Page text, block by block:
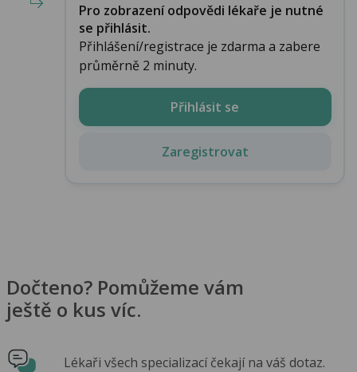
Pro zobrazení odpovědi lékaře je nutné
se přihlásit.
Přihlášení/registrace je zdarma a zabere
průměrně 2 minuty.
Přihlásit se
Zaregistrovat
Dočteno? Pomůžeme vám
ještě o kus víc.
Lékaři všech specializací čekají na váš dotaz.